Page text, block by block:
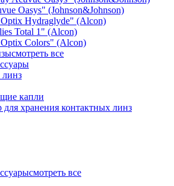
Oasys" (Johnson&Johnson)
Hydraglyde" (Alcon)
Total 1" (Alcon)
Colors" (Alcon)
смотреть все
линз
капли
для хранения контактных линз
смотреть все